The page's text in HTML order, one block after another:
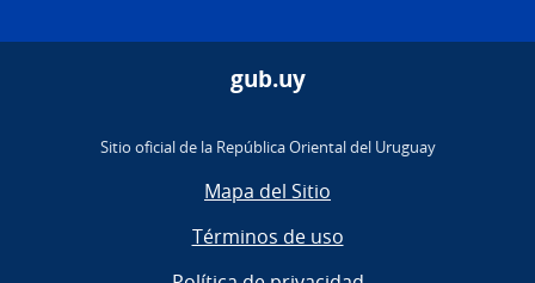
gub.uy
Sitio oficial de la República Oriental del Uruguay
Mapa del Sitio
Términos de uso